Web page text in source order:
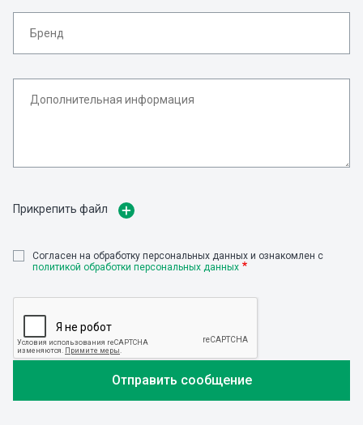
Прикрепить файл
Cогласен на обработку персональных данных и ознакомлен с
политикой обработки персональных данных